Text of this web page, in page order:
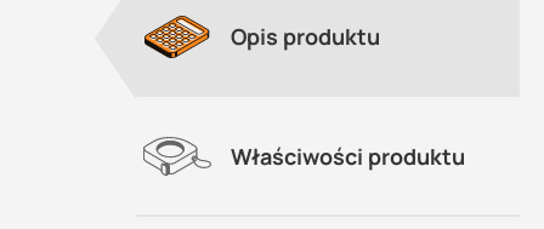
Opis produktu
Właściwości produktu